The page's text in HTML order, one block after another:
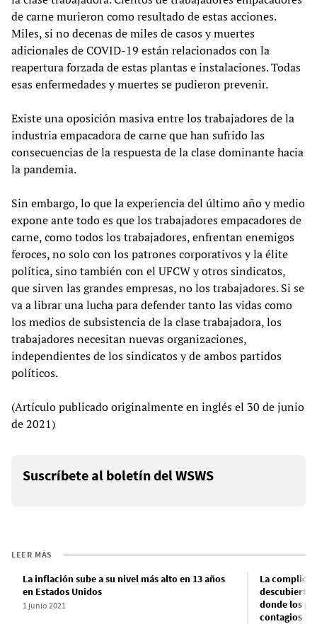
de carne murieron como resultado de estas acciones.
Miles, si no decenas de miles de casos y muertes
adicionales de COVID-19 están relacionados con la
reapertura forzada de estas plantas e instalaciones. Todas
esas enfermedades y muertes se pudieron prevenir.
Existe una oposición masiva entre los trabajadores de la
industria empacadora de carne que han sufrido las
consecuencias de la respuesta de la clase dominante hacia
la pandemia.
Sin embargo, lo que la experiencia del último año y medio
expone ante todo es que los trabajadores empacadores de
carne, como todos los trabajadores, enfrentan enemigos
feroces, no solo con los patrones corporativos y la élite
política, sino también con el UFCW y otros sindicatos,
que sirven las grandes empresas, no los trabajadores. Si se
va a librar una lucha para defender tanto las vidas como
los medios de subsistencia de la clase trabajadora, los
trabajadores necesitan nuevas organizaciones,
independientes de los sindicatos y de ambos partidos
políticos.
(Artículo publicado originalmente en inglés el 30 de junio
de 2021)
Suscríbete al boletín del WSWS
LEER MÁS
La inflación sube a su nivel más alto en 13 años
en Estados Unidos
1 junio 2021
La
descubierto
donde los
contagios